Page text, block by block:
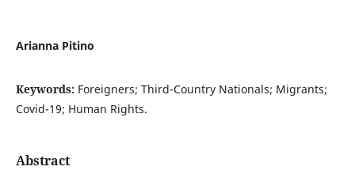
Arianna Pitino
Keywords: Foreigners; Third-Country Nationals; Migrants;
Covid-19; Human Rights.
Abstract